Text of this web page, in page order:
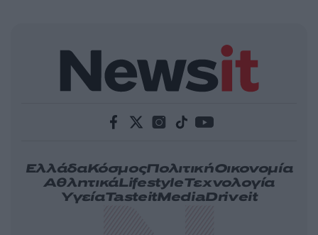
ΕλλάδαΚόσμοςΠολιτικήΟικονομία
ΑθλητικάLifestyleΤεχνολογία
ΥγείαTasteitMediaDriveit